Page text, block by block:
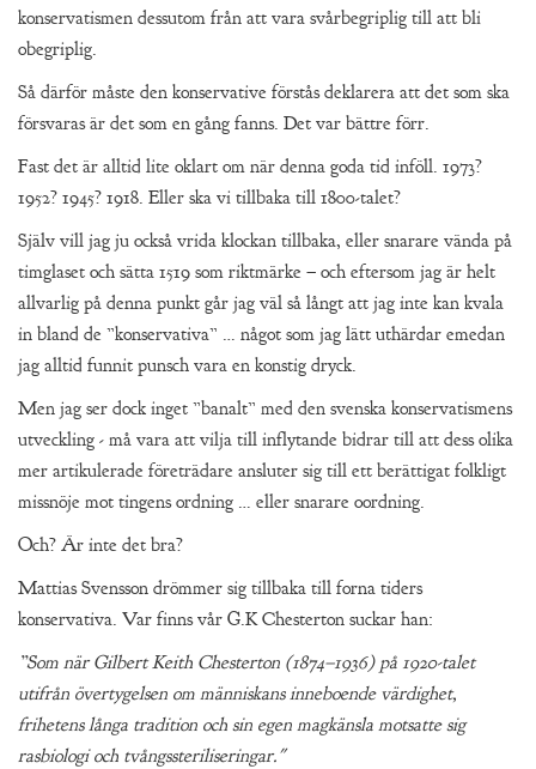
konservatismen dessutom från att vara svårbegriplig till att bli
obegriplig.
Så därför måste den konservative förstås deklarera att det som ska
försvaras är det som en gång fanns. Det var bättre förr.
Fast det är alltid lite oklart om när denna goda tid inföll. 1973?
1952? 1945? 1918. Eller ska vi tillbaka till 1800-talet?
Själv vill jag ju också vrida klockan tillbaka, eller snarare vända på
timglaset och sätta 1519 som riktmärke – och eftersom jag är helt
allvarlig på denna punkt går jag väl så långt att jag inte kan kvala
in bland de ”konservativa” … något som jag lätt uthärdar emedan
jag alltid funnit punsch vara en konstig dryck.
Men jag ser dock inget ”banalt” med den svenska konservatismens
utveckling - må vara att vilja till inflytande bidrar till att dess olika
mer artikulerade företrädare ansluter sig till ett berättigat folkligt
missnöje mot tingens ordning … eller snarare oordning.
Och? Är inte det bra?
Mattias Svensson drömmer sig tillbaka till forna tiders
konservativa. Var finns vår G.K Chesterton suckar han:
”Som när Gilbert Keith Chesterton (1874–1936) på 1920-talet
utifrån övertygelsen om människans inneboende värdighet,
frihetens långa tradition och sin egen magkänsla motsatte sig
rasbiologi och tvångssteriliseringar."